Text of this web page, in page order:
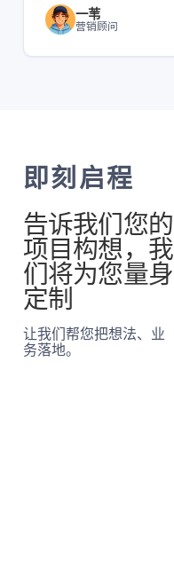
一苇
营销顾问
即刻启程
告诉我们您的
项目构想，我
们将为您量身
定制
让我们帮您把想法、业
务落地。